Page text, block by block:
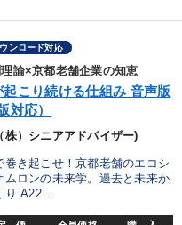
だけます。
ンロード対応
論×京都老舗企業の知恵
こり続ける仕組み 音声版
対応）
）シニアアドバイザー)
き起こせ！京都老舗のエコシ
ロンの未来学。過去と未来か
り A22...